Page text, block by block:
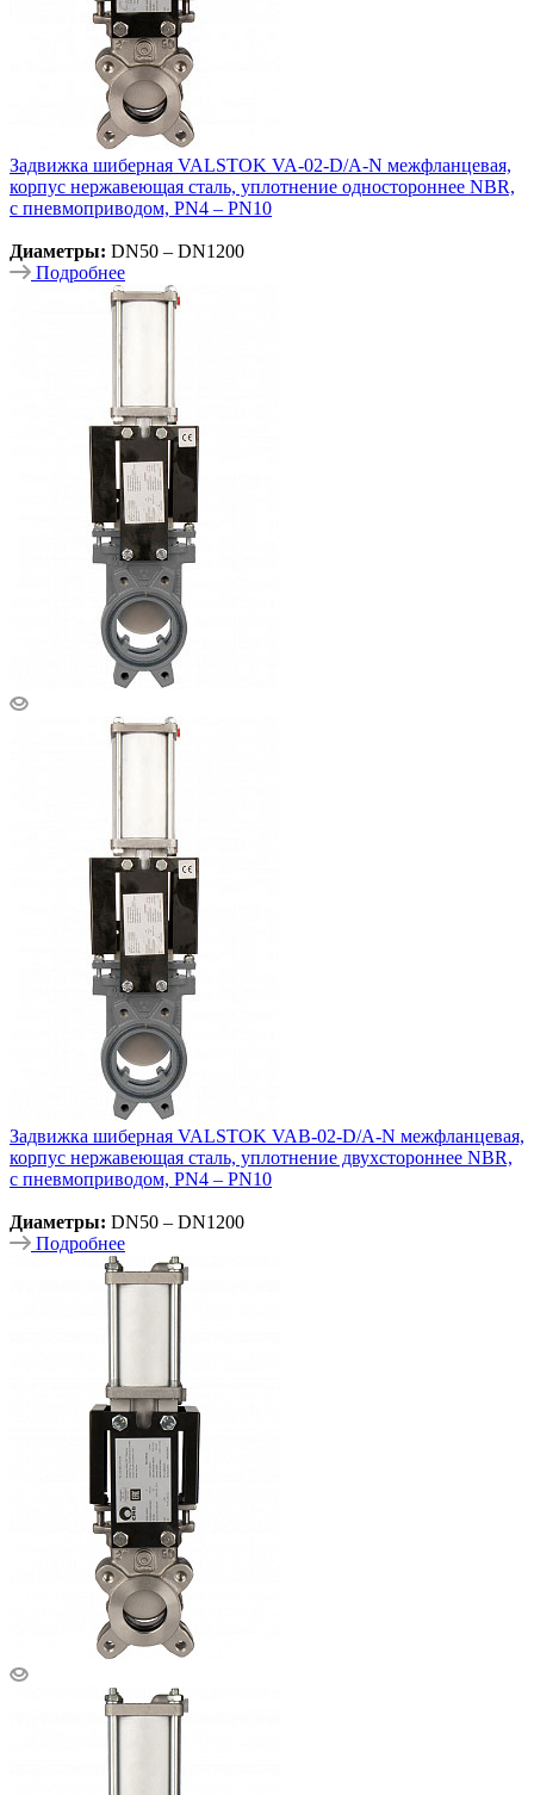
Задвижка шиберная VALSTOK VA-02-D/A-N межфланцевая,
корпус нержавеющая сталь, уплотнение одностороннее NBR,
с пневмоприводом, PN4 – PN10
Диаметры: DN50 – DN1200
Подробнее
Задвижка шиберная VALSTOK VAB-02-D/A-N межфланцевая,
корпус нержавеющая сталь, уплотнение двухстороннее NBR,
с пневмоприводом, PN4 – PN10
Диаметры: DN50 – DN1200
Подробнее